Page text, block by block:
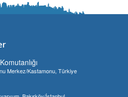
Merkez/Kastamonu, Türkiye